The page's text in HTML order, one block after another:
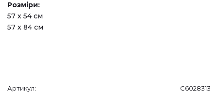
Розміри:
57 х 54 см
57 х 84 см
Артикул: C6028313